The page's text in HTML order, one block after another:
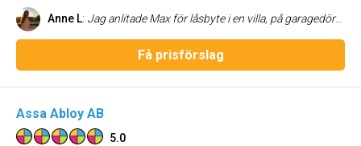
Anne L: Jag anlitade Max för låsbyte i en villa, på garagedörrar samt i hallen. Mycket proffsigt hela vägen! Förtroendeingivande och serviceminded. Kan varmt rekommenderas.
Få prisförslag
Assa Abloy AB
5.0